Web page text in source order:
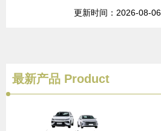
更新时间：2026-08-
最新产品 Product